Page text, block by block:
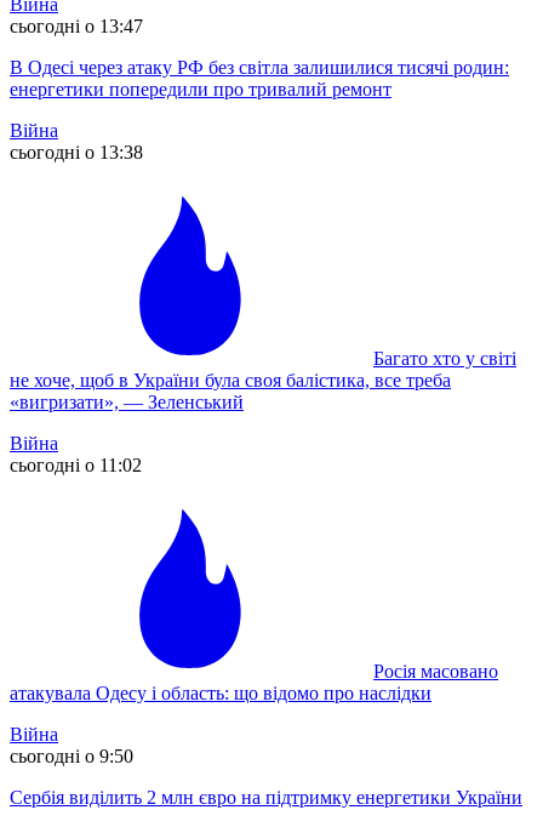
Війна
сьогодні о 13:47
В Одесі через атаку РФ без світла залишилися тисячі родин:
енергетики попередили про тривалий ремонт
Війна
сьогодні о 13:38
Багато хто у світі
не хоче, щоб в України була своя балістика, все треба
«вигризати», — Зеленський
Війна
сьогодні о 11:02
Росія масовано
атакувала Одесу і область: що відомо про наслідки
Війна
сьогодні о 9:50
Сербія виділить 2 млн євро на підтримку енергетики України